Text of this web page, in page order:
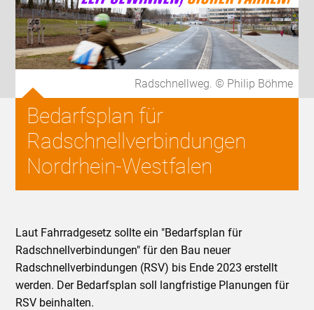
Radschnellweg. © Philip Böhme
Bedarfsplan für
Radschnellverbindungen
Nordrhein-Westfalen
Laut Fahrradgesetz sollte ein "Bedarfsplan für
Radschnellverbindungen" für den Bau neuer
Radschnellverbindungen (RSV) bis Ende 2023 erstellt
werden. Der Bedarfsplan soll langfristige Planungen für
RSV beinhalten.